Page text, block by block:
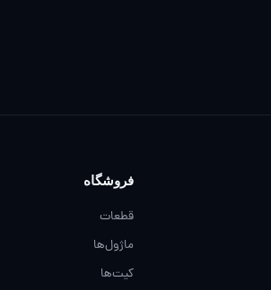
فروشگاه
قطعات
ماژول‌ها
کیت‌ها